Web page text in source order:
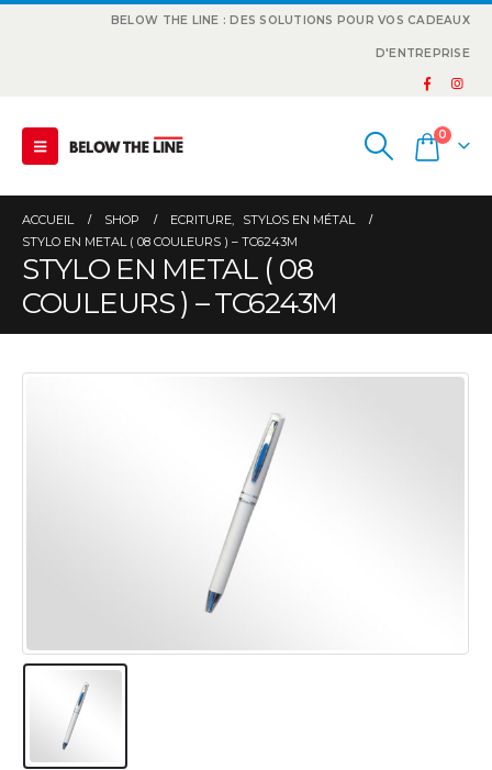
BELOW THE LINE : DES SOLUTIONS POUR VOS CADEAUX
D'ENTREPRISE
0
ACCUEIL SHOP ECRITURE,
STYLOS EN MÉTAL
STYLO EN METAL ( 08 COULEURS ) – TC6243M
STYLO EN METAL ( 08
COULEURS ) – TC6243M